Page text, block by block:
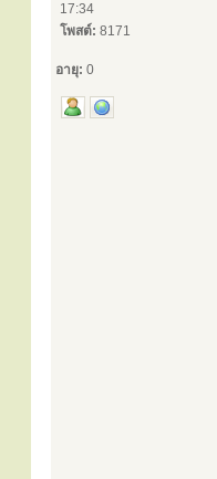
17:34
โพสต์: 8171
อายุ: 0